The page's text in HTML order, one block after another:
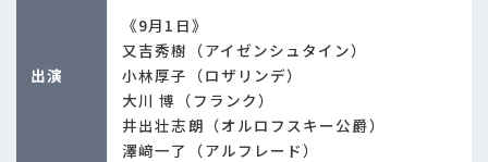
出演
《9月1日》
又吉秀樹（アイゼンシュタイン）
小林厚子（ロザリンデ）
大川 博（フランク）
井出壮志朗（オルロフスキー公爵）
澤﨑一了（アルフレード）